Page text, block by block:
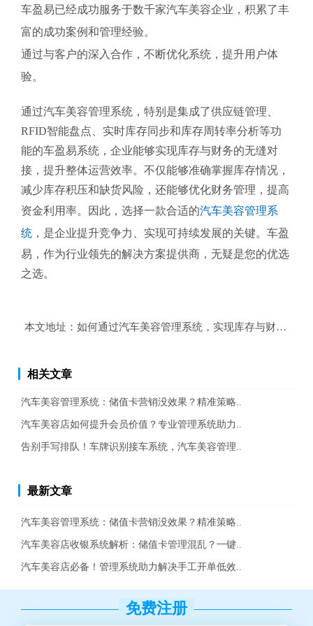
车盈易已经成功服务于数千家汽车美容企业，积累了丰
富的成功案例和管理经验。
通过与客户的深入合作，不断优化系统，提升用户体
验。
通过汽车美容管理系统，特别是集成了供应链管理、
RFID智能盘点、实时库存同步和库存周转率分析等功
能的车盈易系统，企业能够实现库存与财务的无缝对
接，提升整体运营效率。不仅能够准确掌握库存情况，
减少库存积压和缺货风险，还能够优化财务管理，提高
资金利用率。因此，选择一款合适的汽车美容管理系
统 ，是企业提升竞争力、实现可持续发展的关键。车盈
易，作为行业领先的解决方案提供商，无疑是您的优选
之选。
本文地址： 如何通过汽车美容管理系统，实现库存与财务无缝
相关文章
汽车美容管理系统：储值卡营销没效果？精准策略..
汽车美容店如何提升会员价值？专业管理系统助力..
告别手写排队！车牌识别接车系统，汽车美容管理..
最新文章
汽车美容管理系统：储值卡营销没效果？精准策略..
汽车美容店收银系统解析：储值卡管理混乱？一键..
汽车美容店必备！管理系统助力解决手工开单低效..
免费注册